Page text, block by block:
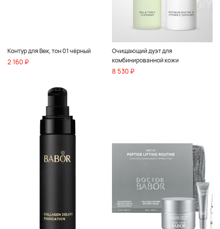
Контур для Век, тон 01 чёрный
2 160 ₽
Очищающий дуэт для
комбинированной кожи
8 530 ₽